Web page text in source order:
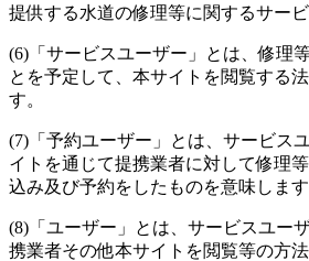
提供する水道の修理等に関するサービ
(6) 「サービスユーザー」とは、修理
とを予定して、本サイトを閲覧する
す。
(7) 「予約ユーザー」とは、サービス
イトを通じて提携業者に対して修理
込み及び予約をしたものを意味します
(8) 「ユーザー」とは、サービスユー
携業者その他本サイトを閲覧等の方